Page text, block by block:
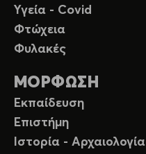
Υγεία - Covid
Φτώχεια
Φυλακές
ΜΟΡΦΩΣΗ
Εκπαίδευση
Επιστήμη
Ιστορία - Αρχαιολογία